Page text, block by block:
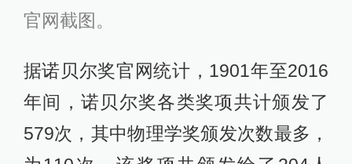
官网截图。
据诺贝尔奖官网统计，1901年至2016
年间，诺贝尔奖各类奖项共计颁发了
579次，其中物理学奖颁发次数最多，